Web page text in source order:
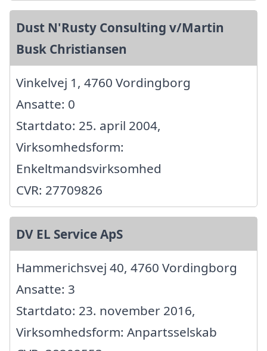
Dust N'Rusty Consulting v/Martin
Busk Christiansen
Vinkelvej 1, 4760 Vordingborg
Ansatte: 0
Startdato: 25. april 2004,
Virksomhedsform:
Enkeltmandsvirksomhed
CVR: 27709826
DV EL Service ApS
Hammerichsvej 40, 4760 Vordingborg
Ansatte: 3
Startdato: 23. november 2016,
Virksomhedsform: Anpartsselskab